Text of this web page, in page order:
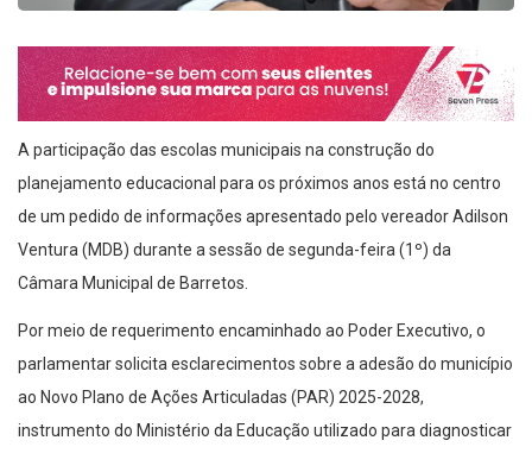
A participação das escolas municipais na construção do
planejamento educacional para os próximos anos está no centro
de um pedido de informações apresentado pelo vereador Adilson
Ventura (MDB) durante a sessão de segunda-feira (1º) da
Câmara Municipal de Barretos.
Por meio de requerimento encaminhado ao Poder Executivo, o
parlamentar solicita esclarecimentos sobre a adesão do município
ao Novo Plano de Ações Articuladas (PAR) 2025-2028,
instrumento do Ministério da Educação utilizado para diagnosticar